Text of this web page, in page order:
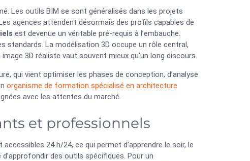
Les outils BIM se sont généralisés dans les projets
agences attendent désormais des profils capables de
est devenue un véritable pré-requis à l’embauche.
standards. La modélisation 3D occupe un rôle central,
3D réaliste vaut souvent mieux qu’un long discours.
qui vient optimiser les phases de conception, d’analyse
organisme de formation spécialisé en architecture
avec les attentes du marché.
et professionnels
24 h/24, ce qui permet d’apprendre le soir, le
des outils spécifiques. Pour un